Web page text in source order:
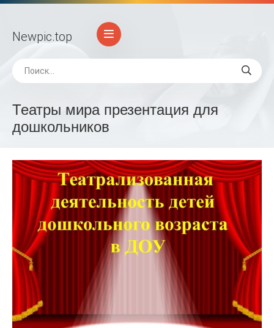
Newpic.top
Театры мира презентация для
дошкольников